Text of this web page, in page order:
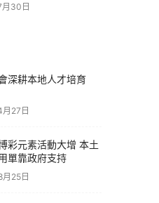
30日
深耕本地人才培育
27日
彩元素活動大增 本土
單靠政府支持
25日